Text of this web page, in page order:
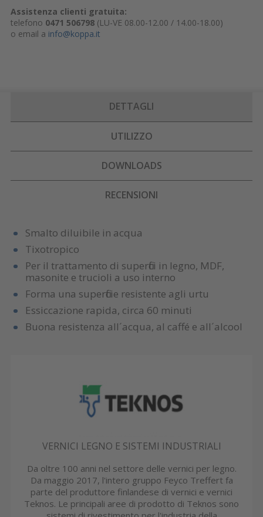
Assistenza clienti gratuita:
telefono 0471 506798(LU-VE 08.00-12.00 / 14.00-18.00)
o email a info@koppa.it
DETTAGLI
UTILIZZO
DOWNLOADS
RECENSIONI
Smalto diluibile in acqua
Tixotropico
Per il trattamento di superfici in legno, MDF,
masonite e trucioli a uso interno
Forma una superficie resistente agli urtu
Essiccazione rapida, circa 60 minuti
Buona resistenza all´acqua, al caffé e all´alcool
VERNICI LEGNO E SISTEMI INDUSTRIALI
Da oltre 100 anni nel settore delle vernici per legno.
Da maggio 2017, l'intero gruppo Feyco Treffert fa
parte del produttore finlandese di vernici e vernici
Teknos. Le principali aree di prodotto di Teknos sono